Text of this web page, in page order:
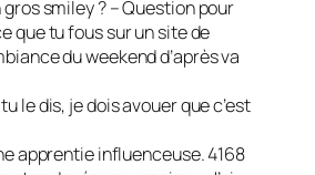
smiley ? – Question pour
que tu fous sur un site de
du weekend d’après va
le dis, je dois avouer que c’est
apprentie influenceuse. 4168